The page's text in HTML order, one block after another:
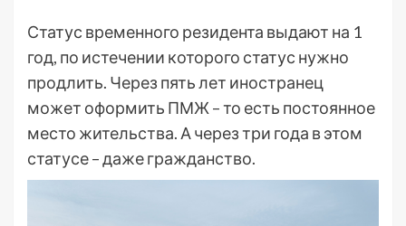
Статус временного резидента выдают на 1
год, по истечении которого статус нужно
продлить. Через пять лет иностранец
может оформить ПМЖ – то есть постоянное
место жительства. А через три года в этом
статусе – даже гражданство.